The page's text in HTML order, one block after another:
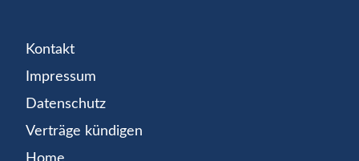
Kontakt
Impressum
Datenschutz
Verträge kündigen